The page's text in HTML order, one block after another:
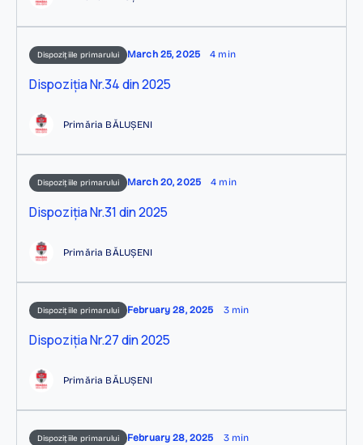
Dispozițiile primarului March 25, 2025 4 min
Dispoziția Nr.34 din 2025
Primăria BĂLUȘENI
Dispozițiile primarului March 20, 2025 4 min
Dispoziția Nr.31 din 2025
Primăria BĂLUȘENI
Dispozițiile primarului February 28, 2025 3 min
Dispoziția Nr.27 din 2025
Primăria BĂLUȘENI
Dispozițiile primarului February 28, 2025 3 min